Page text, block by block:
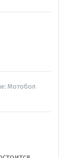
Мотобол